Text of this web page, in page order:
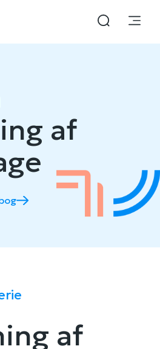
af
af